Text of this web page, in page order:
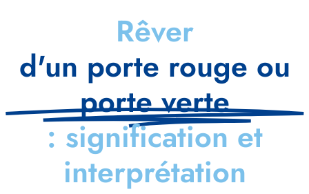
Rêver
d'un porte rouge ou
porte verte
: signification et
interprétation